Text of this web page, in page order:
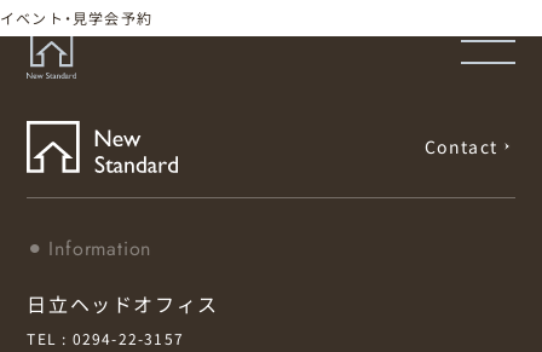
ホーム Home
ニュースタンダードの家づくり
家づくりの特徴
イベント・見学会予約
Contact
Information
日立ヘッドオフィス
TEL : 0294-22-3157